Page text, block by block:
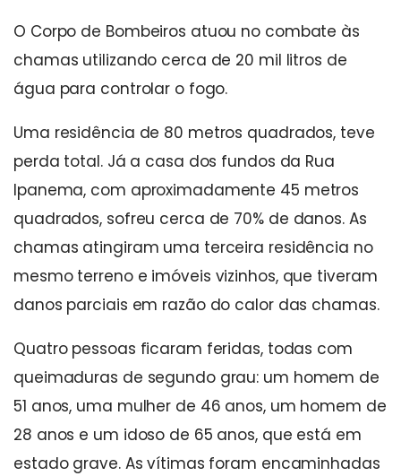
O Corpo de Bombeiros atuou no combate às
chamas utilizando cerca de 20 mil litros de
água para controlar o fogo.
Uma residência de 80 metros quadrados, teve
perda total. Já a casa dos fundos da Rua
Ipanema, com aproximadamente 45 metros
quadrados, sofreu cerca de 70% de danos. As
chamas atingiram uma terceira residência no
mesmo terreno e imóveis vizinhos, que tiveram
danos parciais em razão do calor das chamas.
Quatro pessoas ficaram feridas, todas com
queimaduras de segundo grau: um homem de
51 anos, uma mulher de 46 anos, um homem de
28 anos e um idoso de 65 anos, que está em
estado grave. As vítimas foram encaminhadas